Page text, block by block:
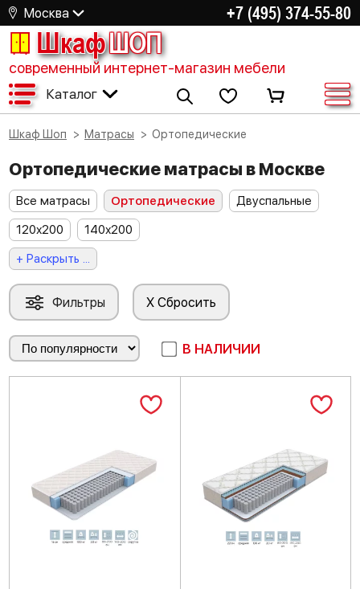
Москва +7 (495) 374-55-80
ШкафШОП
современный интернет-магазин мебели
Каталог
Шкаф Шоп Матрасы Ортопедические
Ортопедические матрасы в Москве
Все матрасы Ортопедические
Двуспальные
120х200
140х200
+ Раскрыть ...
Фильтры X Сбросить
В НАЛИЧИИ